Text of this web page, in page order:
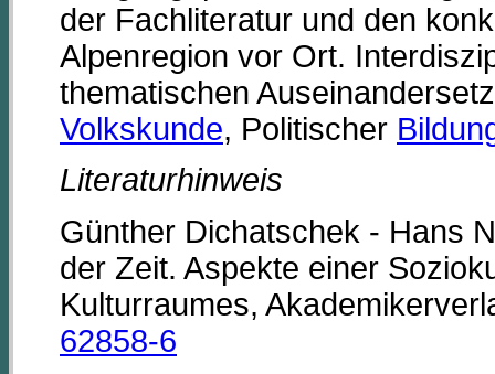
der Fachliteratur und den
Alpenregion vor Ort.
thematischen
Volkskunde, Politischer
Literaturhinweis
Günther Dichatschek - Hans
der Zeit. Aspekte einer
Kulturraumes,
62858-6